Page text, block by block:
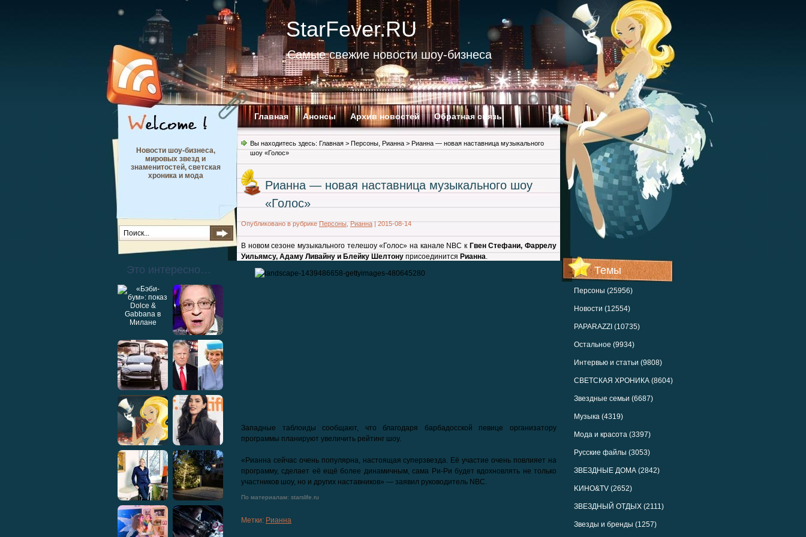
StarFever.RU
Самые свежие новости шоу-бизнеса
Главная Анонсы Архив новостей Обратная связь
Темы
Персоны (25956)
Новости (12554)
PAPARAZZI (10735)
Остальное (9934)
Интервью и статьи (9808)
СВЕТСКАЯ ХРОНИКА (8604)
Звездные семьи (6687)
Музыка (4319)
Мода и красота (3397)
Русские файлы (3053)
ЗВЕЗДНЫЕ ДОМА (2842)
KИНО&TV (2652)
ЗВЕЗДНЫЙ ОТДЫХ (2111)
Звезды и бренды (1257)
Новости шоу-бизнеса,
мировых звезд и
знаменитостей, светская
хроника и мода
Это интересно…
Вы находитесь здесь: Главная > Персоны Рианна > Рианна — новая наставница музыкального
шоу «Голос»
Рианна — новая наставница музыкального шоу
«Голос»
Опубликовано в рубрике Персоны Рианна | 2015-08-14
В новом сезоне музыкального телешоу «Голос» на канале NBC к Гвен Стефани, Фаррелу
Уильямсу, Адаму Ливайну и Блейку Шелтону присоединится Рианна.
Западные таблоиды сообщают, что благодаря барбадосской певице организатору
программы планируют увеличить рейтинг шоу.
«Рианна сейчас очень популярна, настоящая суперзвезда. Её участие очень повлияет на
программу, сделает её ещё более динамичным, сама Ри-Ри будет вдохновлять не только
участников шоу, но и других наставников» — заявил руководитель NBC.
По материалам: starslife.ru
Метки: Рианна